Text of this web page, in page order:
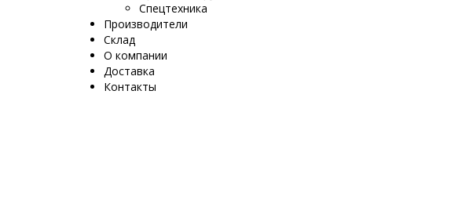
Спецтехника
Производители
Склад
О компании
Доставка
Контакты